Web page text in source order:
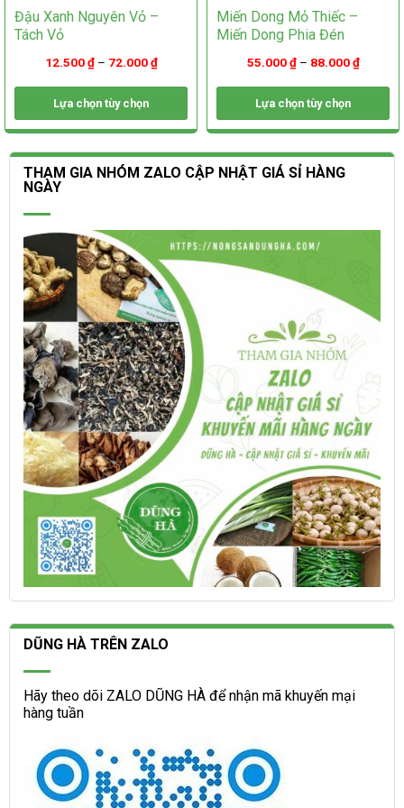
Đậu Xanh Nguyên Vỏ –
Tách Vỏ
12.500₫– 72.000₫
Lựa chọn tùy chọn
Sản
này
có
nhiều
biến
Các
tùy
chọn
có
thể
được
chọn
trên
trang
sản
phẩm
Miến Dong Mỏ Thiếc –
Miến Dong Phia Đén
55.000₫– 88.000₫
Lựa chọn tùy chọn
Sản
này
có
thể.
Các
tùy
được
chọn
trang
sản
phẩm
THAM GIA NHÓM ZALO CẬP NHẬT GIÁ SỈ HÀNG
NGÀY
DŨNG HÀ TRÊN ZALO
Hãy theo dõi ZALO DŨNG HÀ để nhận mã khuyến mại
hàng tuần